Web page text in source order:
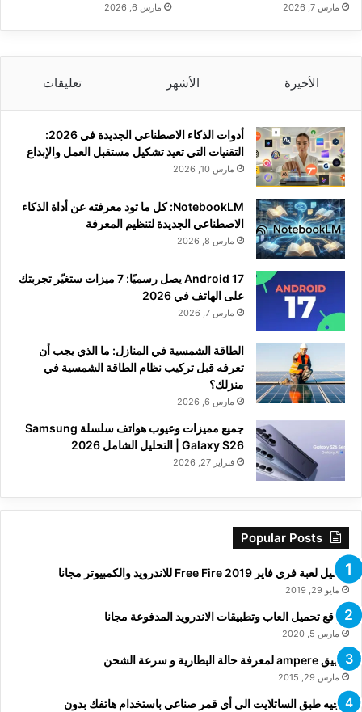
مارس 7, 2026 مارس 6, 2026
الأخيرة الأشهر تعليقات
أدوات الذكاء الاصطناعي الجديدة في 2026:
التقنيات التي تعيد تشكيل مستقبل العمل والإبداع
مارس 10, 2026
NotebookLM: كل ما تود معرفته عن أداة الذكاء
الاصطناعي الجديدة لتنظيم المعرفة
مارس 8, 2026
Android 17 يصل رسميًا: 7 ميزات ستغيّر تجربتك
على الهاتف في 2026
مارس 7, 2026
الطاقة الشمسية في المنازل: ما الذي يجب أن
تعرفه قبل تركيب نظام الطاقة الشمسية في
منزلك؟
مارس 6, 2026
جميع مميزات وعيوب هواتف سلسلة Samsung
Galaxy S26 | التحليل الشامل 2026
فبراير 27, 2026
Popular Posts
تحميل لعبة فري فاير Free Fire 2019 للاندرويد والكمبيوتر مجانا
مايو 29, 2019
مواقع تحميل العاب وتطبيقات الاندرويد المدفوعة مجانا
مارس 5, 2020
تطبيق ampere لمعرفة حالة البطارية و سرعة الشحن
مارس 29, 2015
توجيه طبق الساتلايت الى أي قمر صناعي باستخدام هاتفك بدون